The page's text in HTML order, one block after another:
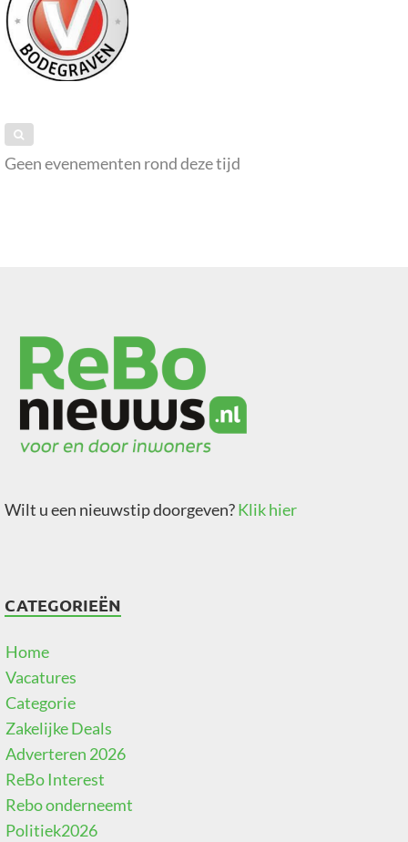
Geen evenementen rond deze tijd
Wilt u een nieuwstip doorgeven?Klik hier
CATEGORIEËN
Home
Vacatures
Categorie
Zakelijke Deals
Adverteren 2026
ReBo Interest
Rebo onderneemt
Politiek2026